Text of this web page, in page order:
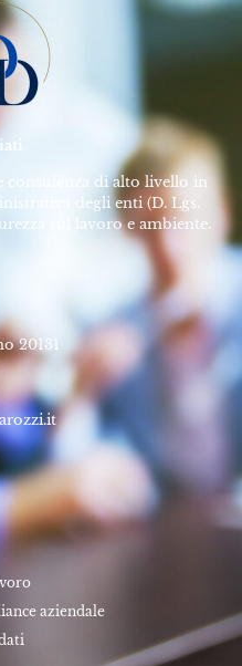
consulenza di alto livello in
degli enti (D. Lgs.
sul lavoro e ambiente.
20131
aziendale